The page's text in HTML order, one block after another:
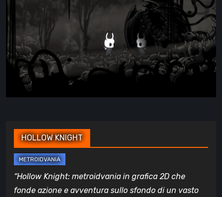
HOLLOW KNIGHT
“Hollow Knight: metroidvania in grafica 2D che
fonde azione e avventura sullo sfondo di un vasto